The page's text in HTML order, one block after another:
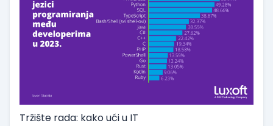
Tržište rada: kako ući u IT